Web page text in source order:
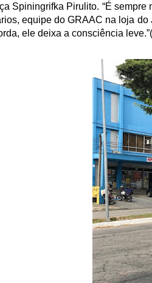
Spiningrifka Pirulito. “É
equipe do GRAAC na loja
ele deixa a consciência